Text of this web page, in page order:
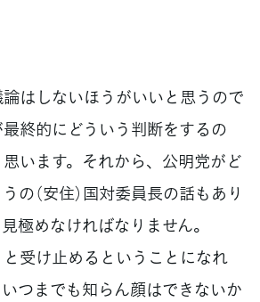
はしないほうがいいと思うので
終的にどういう判断をするの
います。それから、公明党がど
の（安住）国対委員長の話もあり
極めなければなりません。
受け止めるということになれ
つまでも知らん顔はできないか